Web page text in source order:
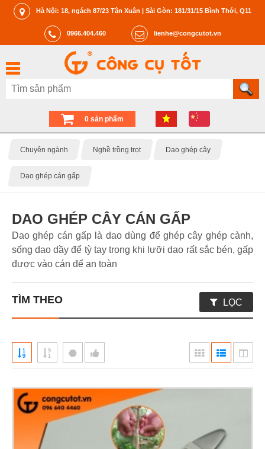
Hà Nội: 18, ngách 87/23 Tân Xuân | Sài Gòn: 181/31/15 Bình Thới, Q11
0966.404.460 lienhe@congcutot.vn
0 sản phẩm
Chuyên ngành Nghề trồng trọt Dao ghép cây
Dao ghép cán gấp
DAO GHÉP CÂY CÁN GẤP
Dao ghép cán gấp là dao dùng để ghép cây ghép cành,
sống dao dầy để tỳ tay trong khi lưỡi dao rất sắc bén, gấp
được vào cán để an toàn
TÌM THEO LỌC